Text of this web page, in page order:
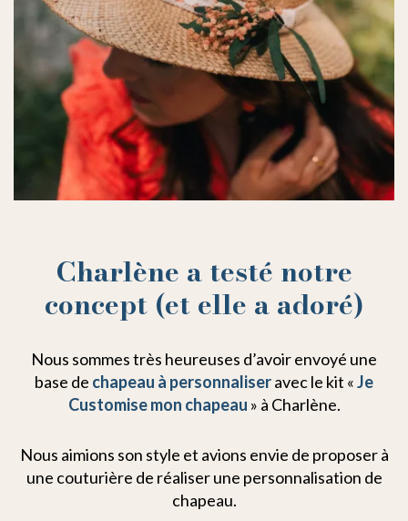
Charlène a testé notre
concept (et elle a adoré)
Nous sommes très heureuses d’avoir envoyé une
base de chapeau à personnaliseravec le kit «Je
Customise mon chapeau » à Charlène.
Nous aimions son style et avions envie de proposer à
une couturière de réaliser une personnalisation de
chapeau.